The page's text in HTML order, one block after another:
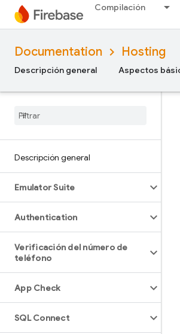
Compilación
Documentation Hosting
Descripción general Aspectos
Descripción general
Emulator Suite
Authentication
Verificación del número de
teléfono
App Check
SQL Connect